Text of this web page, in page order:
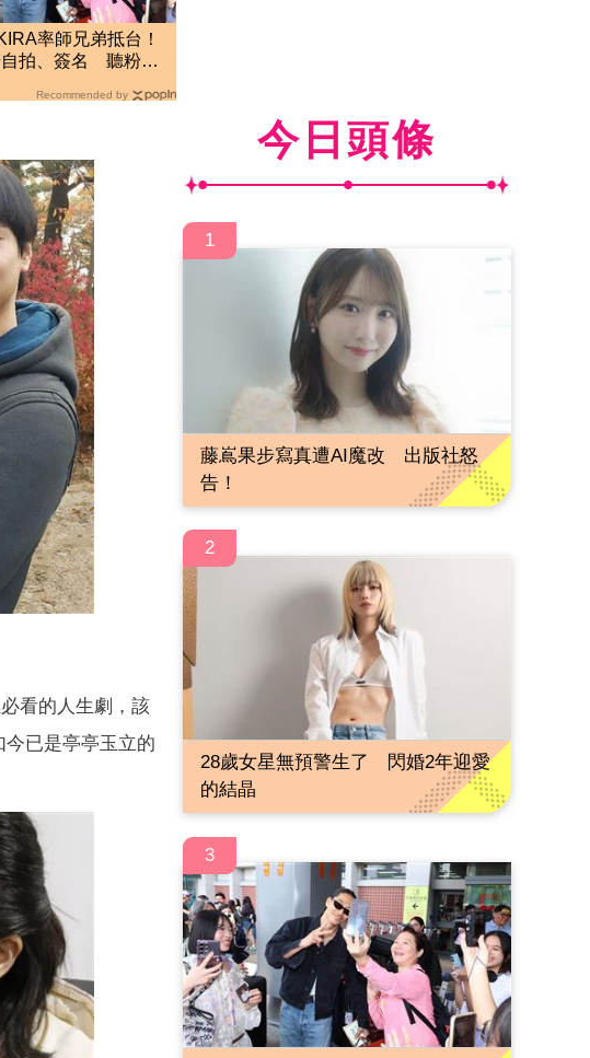
率師兄弟抵台！
自拍、簽名 聽粉絲
Recommended by
看的人生劇，該
今已是亭亭玉立的
今日頭條
1
藤嶌果步寫真遭AI魔改 出版社怒
告！
2
28歲女星無預警生了 閃婚2年迎愛
的結晶
3